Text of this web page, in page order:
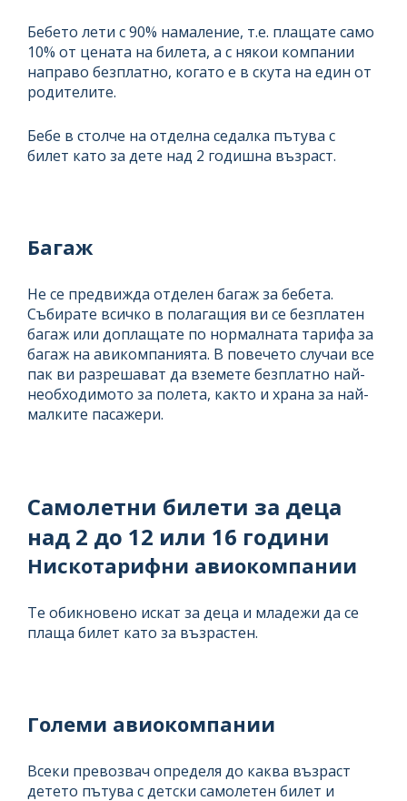
Бебето лети с 90% намаление, т.е. плащате само
10% от цената на билета, а с някои компании
направо безплатно, когато е в скута на един от
родителите.
Бебе в столче на отделна седалка пътува с
билет като за дете над 2 годишна възраст.
Багаж
Не се предвижда отделен багаж за бебета.
Събирате всичко в полагащия ви се безплатен
багаж или доплащате по нормалната тарифа за
багаж на авикомпанията. В повечето случаи все
пак ви разрешават да вземете безплатно най-
необходимото за полета, както и храна за най-
малките пасажери.
Самолетни билети за деца
над 2 до 12 или 16 години
Нискотарифни авиокомпании
Те обикновено искат за деца и младежи да се
плаща билет като за възрастен.
Големи авиокомпании
Всеки превозвач определя до каква възраст
детето пътува с детски самолетен билет и